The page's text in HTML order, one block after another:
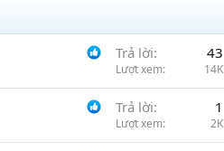
Trả lời 43
Lượt xem 14K
Trả lời 1
Lượt xem 2K